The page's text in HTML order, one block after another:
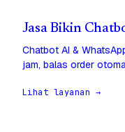
Jasa Bikin
Chatbot AI &
jam, balas order
Lihat layanan →